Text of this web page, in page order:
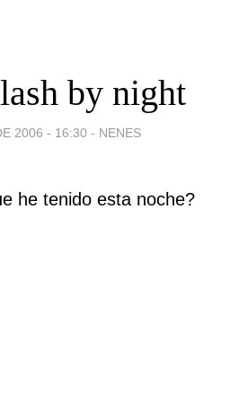
by night
2006 - 16:30 - NENES
he tenido esta noche?